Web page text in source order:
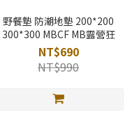
野餐墊 防潮地墊 200*200
300*300 MBCF MB露營狂
NT$690
NT$990